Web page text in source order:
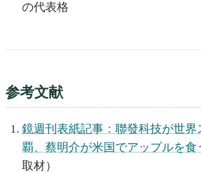
の代表格
参考文献
鏡週刊表紙記事：聯發科技が世界
覇、蔡明介が米国でアップルを食
取材）